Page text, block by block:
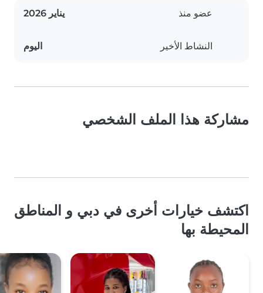
عضو منذ يناير 2026
النشاط الأخير اليوم
مشاركة هذا الملف الشخصي
اكتشف خيارات أخرى في دبي و المناطق
المحيطة بها